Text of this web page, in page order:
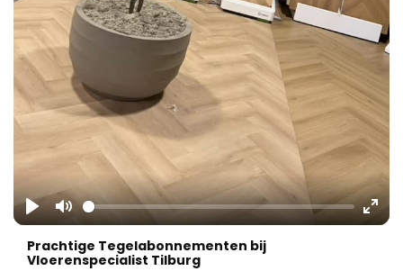
Play Mute
Prachtige Tegelabonnementen bij
Vloerenspecialist Tilburg